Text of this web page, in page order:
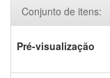
Conjunto de itens:
Pré-visualização